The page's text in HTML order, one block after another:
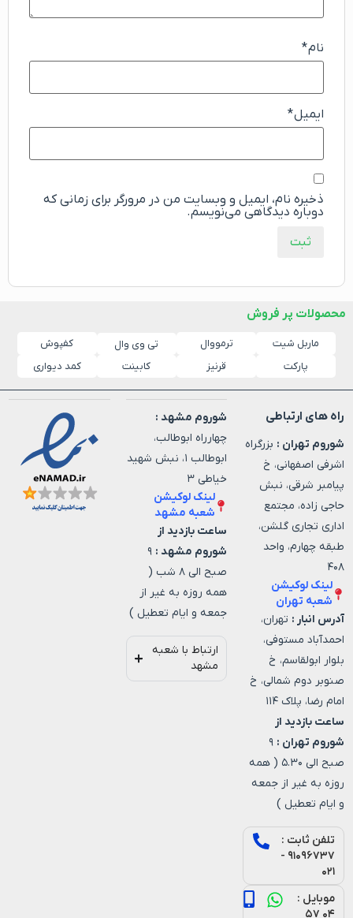
نام*
ایمیل*
ذخیره نام، ایمیل و وبسایت من در مرورگر برای زمانی که
دوباره دیدگاهی می‌نویسم.
محصولات پر فروش
ماربل شیت ترمووال تی وی وال
کفپوش
پارکت
قرنیز کابینت کمد دیواری
راه های ارتباطی
شوروم تهران : بزرگراه
اشرفی اصفهانی، خ
پیامبر شرقی، نبش
حاجی زاده، مجتمع
اداری تجاری گلشن،
طبقه چهارم، واحد
۴۰۸
لینک لوکیشن
شعبه تهران
آدرس انبار : تهران،
احمدآباد مستوفی،
بلوار ابولقاسم، خ
صنوبر دوم شمالی، خ
امام رضا، پلاک ۱۱۴
ساعت بازدید از
شوروم تهران : ۹
صبح الی ۵.۳۰ ( همه
روزه به غیر از جمعه
و ایام تعطیل )
تلفن ثابت :
۹۱۰۹۶۷۳۷ -
۰۲۱
موبایل :
۰۴ ۵۷
شوروم مشهد :
چهارراه ابوطالب،
ابوطالب ۱، نبش شهید
خیاطی ۳
لینک لوکیشن
شعبه مشهد
ساعت بازدید از
شوروم مشهد : ۹
صبح الی ۸ شب (
همه روزه به غیر از
جمعه و ایام تعطیل )
ارتباط با شعبه
مشهد